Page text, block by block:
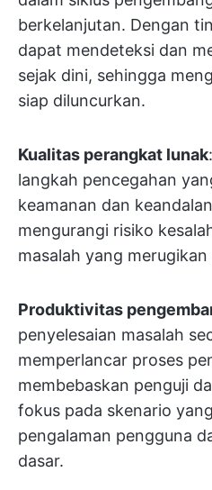
berkelanjutan. Dengan
dapat mendeteksi dan
sejak dini, sehingga
siap diluncurkan.
Kualitas perangkat lunak
langkah pencegahan
keamanan dan
mengurangi risiko
masalah yang
Produktivitas
penyelesaian masalah
memperlancar proses
membebaskan penguji
fokus pada skenario
pengalaman pengguna
dasar.